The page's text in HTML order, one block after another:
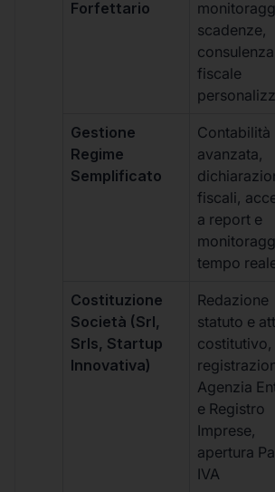
Forfettario
scadenze,
consulenza
fiscale
Gestione
Regime
Semplificato
Contabilità
avanzata,
fiscali,
a report e
tempo
Costituzione
Società (Srl,
Srls, Startup
Innovativa)
Redazione
statuto e
costitutivo,
Agenzia
e Registro
Imprese,
apertura
IVA